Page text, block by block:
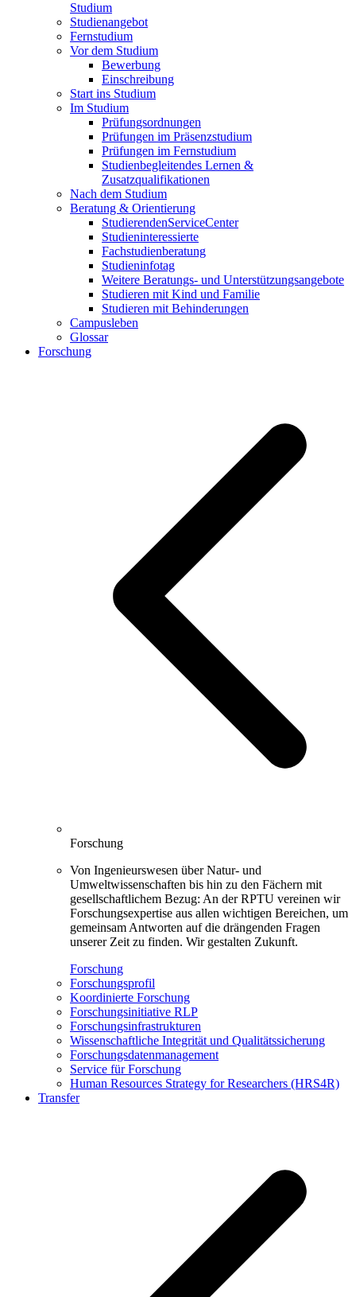
Studium
Studienangebot
Fernstudium
Vor dem Studium
Bewerbung
Einschreibung
Start ins Studium
Im Studium
Prüfungsordnungen
Prüfungen im Präsenzstudium
Prüfungen im Fernstudium
Studienbegleitendes Lernen &
Zusatzqualifikationen
Nach dem Studium
Beratung & Orientierung
StudierendenServiceCenter
Studieninteressierte
Fachstudienberatung
Studieninfotag
Weitere Beratungs- und Unterstützungsangebote
Studieren mit Kind und Familie
Studieren mit Behinderungen
Campusleben
Glossar
Forschung
Forschung
Von Ingenieurswesen über Natur- und
Umweltwissenschaften bis hin zu den Fächern mit
gesellschaftlichem Bezug: An der RPTU vereinen wir
Forschungsexpertise aus allen wichtigen Bereichen, um
gemeinsam Antworten auf die drängenden Fragen
unserer Zeit zu finden. Wir gestalten Zukunft.
Forschung
Forschungsprofil
Koordinierte Forschung
Forschungsinitiative RLP
Forschungsinfrastrukturen
Wissenschaftliche Integrität und Qualitätssicherung
Forschungsdatenmanagement
Service für Forschung
Human Resources Strategy for Researchers (HRS4R)
Transfer